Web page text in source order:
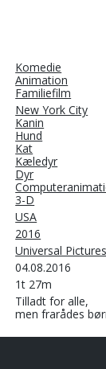
Komedie
Animation
Familiefilm
New York City
Kanin
Hund
Kat
Kæledyr
Dyr
3-D
USA
2016
Universal Pictures
04.08.2016
1t 27m
Tilladt for alle,
men frarådes